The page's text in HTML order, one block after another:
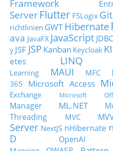
Framework
Server Flutter FSLogix Git
richtlinien GWT Hibernate
ava JavaFX JavaScript JDBC
y JSF JSP Kanban Keycloak KI
etes
LINQ
Learning
MAUI MFC
365
Microsoft Access
Exchange
Microsoft
Manager
ML.NET
Threading
MVC
Server NextJS nHibernate
D
OpenAI